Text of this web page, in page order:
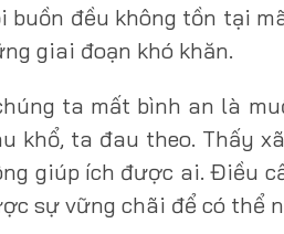
đều không tồn tại
giai đoạn khó khăn.
ta mất bình an là
khổ, ta đau theo. Thấy
giúp ích được ai. Điều
sự vững chãi để có thể